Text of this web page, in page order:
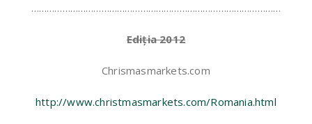
……………………………………………………………………………………
Ediția 2012
Chrismasmarkets.com
http://www.christmasmarkets.com/Romania.html